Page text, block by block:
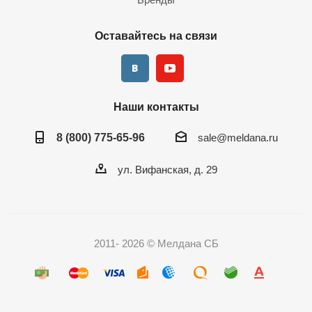
Цены – ниже рынка до 15%.
модулей в любую точку РФ. Срок – от одного до десяти дней
в зависимости от адреса заказчика.
Оставляйте заявку на нашем сайте или звоните по
Оставайтесь на связи
Наши контакты
8 (800) 775-65-96 sale@meldana.ru
ул. Вифанская, д. 29
2011- 2026 © Мелдана СБ